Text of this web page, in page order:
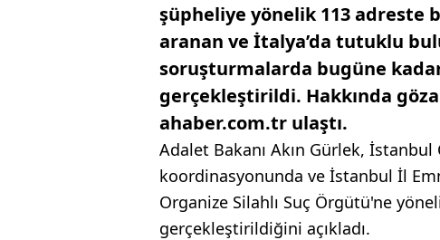
şüpheliye yönelik 113 adreste
aranan ve İtalya’da tutuklu
soruşturmalarda bugüne
gerçekleştirildi. Hakkında
ahaber.com.tr ulaştı.
Adalet Bakanı Akın Gürlek, İstanbul
koordinasyonunda ve İstanbul İl
Organize Silahlı Suç Örgütü'ne
gerçekleştirildiğini açıkladı.